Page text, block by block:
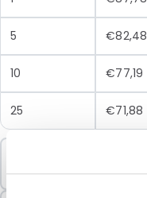
5 €82,48
10 €77,19
25 €71,88
1 Einheiten